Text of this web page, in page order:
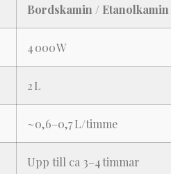
Bordskamin /
4 000 W
2 L
~0,6–0,7 L/timme
Upp till ca 3–4 timmar